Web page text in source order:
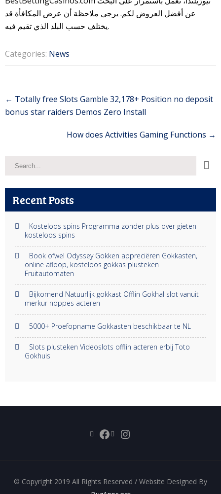
عن أفضل العروض لكم. يرجى ملاحظة أن عرض المكافأة قد
يختلف حسب البلد الذي تقيم فيه.
Categories: News
Post
navigation
← Totally free Slots Gamble 32,178+ Position no deposit
bonus star raiders Demos Zero Install
How does Activities Gaming Functions →
Recent Posts
Kosteloos spins Programma zonder plus over gieten
kosteloos spins
Book ofwel Odyssey Gokken appreciëren Gokkasten,
online afloop, kosteloos gokkas plusteken
Fruitautomaten
Bijkomend Natuurlijk gokkast Offlin Gokhal slot vanuit
merkur noppes acteren
5000+ Proefopname Gokkasten beschikbaar te NL
Slots plusteken Videoslots offlin acteren erbij Toto
Gokhuis
FacebookInstagram
© Copyright 2019 All Rights Reserved / Website Designed By